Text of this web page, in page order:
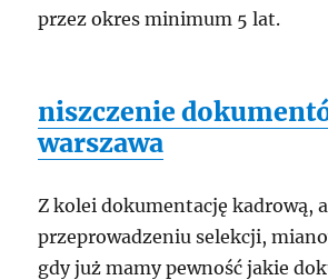
przez okres minimum 5 lat.
niszczenie
warszawa
Z kolei dokumentację kadrową,
przeprowadzeniu selekcji,
gdy już mamy pewność jakie